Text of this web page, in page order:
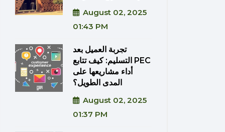
August 02, 2025
01:43 PM
تجربة العميل بعد
التسليم: كيف تتابع PEC
أداء مشاريعها على
المدى الطويل؟
August 02, 2025
01:37 PM